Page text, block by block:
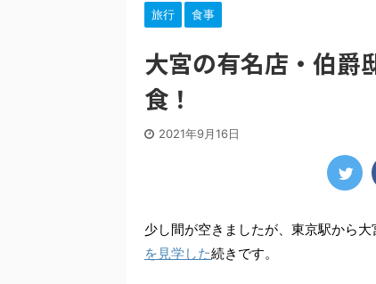
旅行 食事
大宮の有名店・伯爵
食！
2021年9月16日
少し間が空きましたが、東京駅から
を見学した続きです。